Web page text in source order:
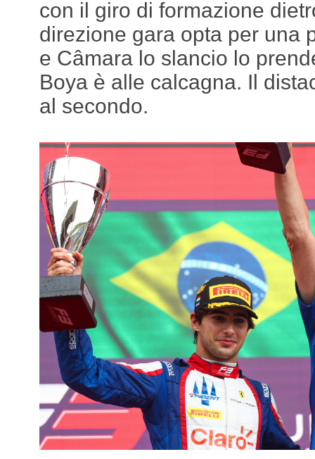
con il giro di formazione
direzione gara opta per una
e Câmara lo slancio lo
Boya è alle calcagna. Il
al secondo.